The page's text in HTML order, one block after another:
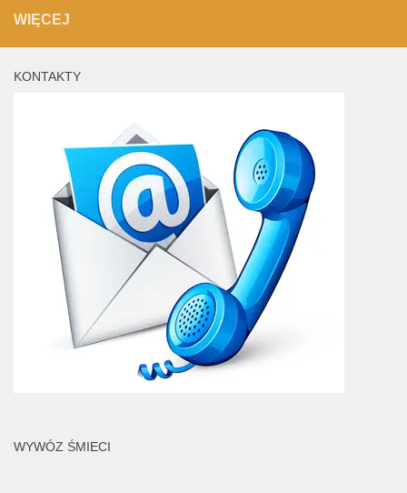
WIĘCEJ
KONTAKTY
WYWÓZ ŚMIECI